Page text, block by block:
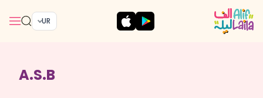
UR
A.S.B